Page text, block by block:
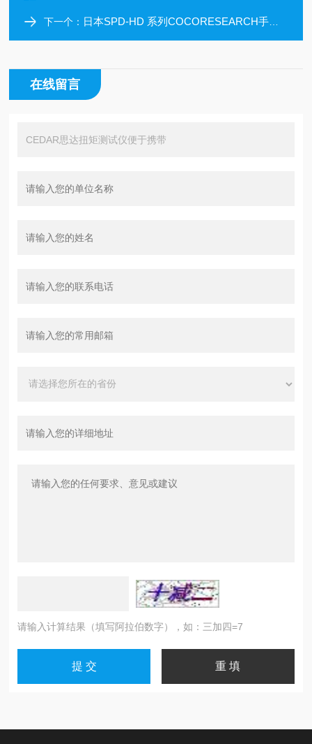
下一个： 日本SPD-HD 系列COCORESEARCH手持式高性能速度/累加器
在线留言
请输入计算结果（填写阿拉伯数字），如：三加四=7